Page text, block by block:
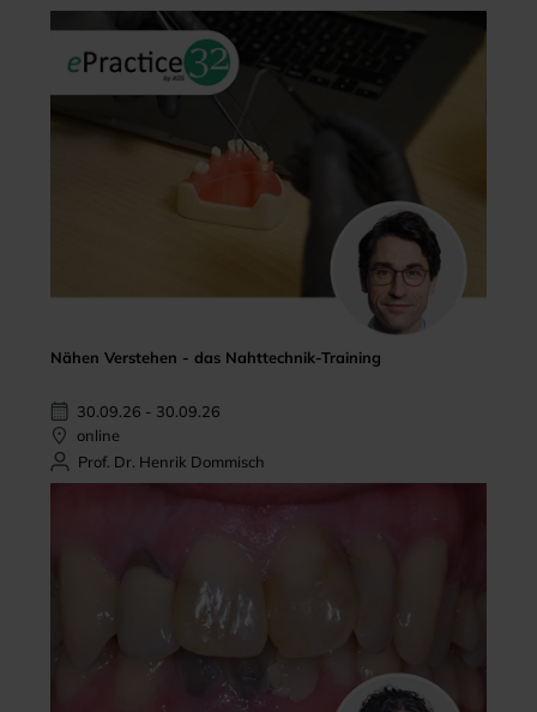
Nähen Verstehen - das Nahttechnik-Training
30.09.26 - 30.09.26
online
Prof. Dr. Henrik Dommisch